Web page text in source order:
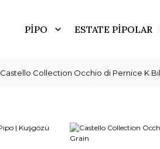
PİPO ESTATE PİPOLAR
Castello Collection Occhio di Pernice K